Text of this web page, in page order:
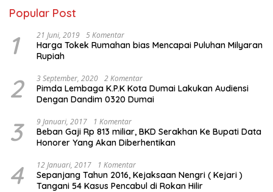
Popular Post
1 21 Juni, 2019 5 Komentar
Harga Tokek Rumahan bias Mencapai Puluhan Milyaran
Rupiah
2 3 September, 2020 2 Komentar
Pimda Lembaga K.P.K Kota Dumai Lakukan Audiensi
Dengan Dandim 0320 Dumai
3 9 Januari, 2017 1 Komentar
Beban Gaji Rp 813 miliar, BKD Serakhan Ke Bupati Data
Honorer Yang Akan Diberhentikan
4 12 Januari, 2017 1 Komentar
Sepanjang Tahun 2016, Kejaksaan Nengri ( Kejari )
Tangani 54 Kasus Pencabul di Rokan Hilir